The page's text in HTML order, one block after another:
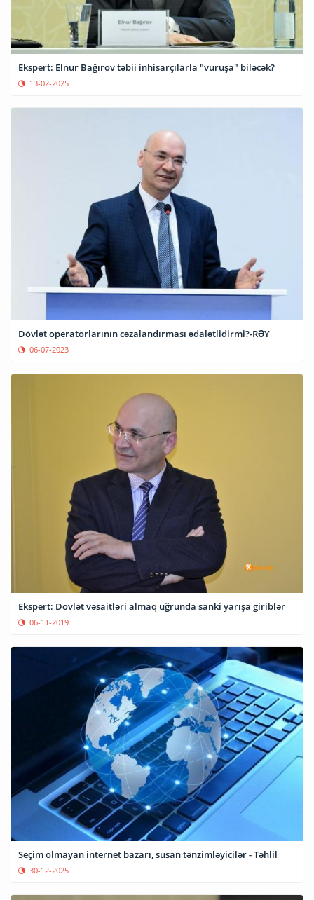
Ekspert: Elnur Bağırov təbii inhisarçılarla "vuruşa" biləcək?
13-02-2025
Dövlət operatorlarının cəzalandırması ədalətlidirmi?-RƏY
06-07-2023
Ekspert: Dövlət vəsaitləri almaq uğrunda sanki yarışa giriblər
06-11-2019
Seçim olmayan internet bazarı, susan tənzimləyicilər - Təhlil
30-12-2025